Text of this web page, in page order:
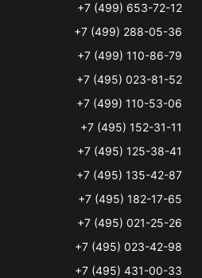
+7 (499) 653-72-12
+7 (499) 288-05-36
+7 (499) 110-86-79
+7 (495) 023-81-52
+7 (499) 110-53-06
+7 (495) 152-31-11
+7 (495) 125-38-41
+7 (495) 135-42-87
+7 (495) 182-17-65
+7 (495) 021-25-26
+7 (495) 023-42-98
+7 (495) 431-00-33